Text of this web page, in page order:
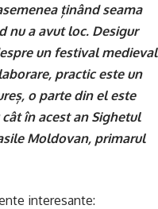
ținând seama
nu a avut loc. Desigur
un festival medieval
practic este un
o parte din el este
în acest an Sighetul
Moldovan, primarul
interesante: